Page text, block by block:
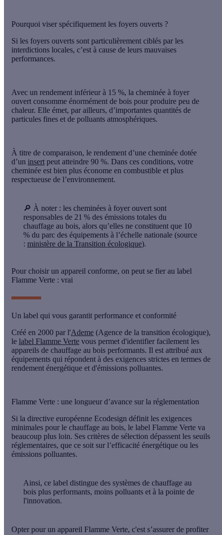
Pourquoi viser spécifiquement les foyers ouverts ?
Si les foyers ouverts sont particulièrement ciblés par les
interdictions locales, c’est à cause de leurs mauvaises
performances.
Avec un rendement inférieur à 15 %, la cheminée à foyer
ouvert consomme énormément de bois pour produire peu de
chaleur. Elle émet, par ailleurs, d’importantes quantités de
particules fines et de polluants atmosphériques.
À titre de comparaison, le rendement d’une cheminée dotée
d’un insert peut atteindre 90 %. Dans ces conditions, votre
cheminée est bien plus économe en combustible et plus
respectueuse de l’environnement.
🔎 À noter : les cheminées à foyer ouvert sont
responsables de 21 % des émissions totales du
chauffage au bois, alors qu’elles ne constituent que 10
% du parc des équipements à l’échelle nationale (source
: ministère de la Transition écologique).
Pour choisir un appareil conforme, on peut se fier au label
Flamme Verte : vrai
Un label qui vous garantit performance et conformité
Créé en 2000 par l'Ademe (Agence de la transition écologique),
le label Flamme Verte vous permet d'identifier facilement les
appareils de chauffage au bois performants. Il est attribué aux
équipements qui répondent à des exigences strictes en termes de
rendement énergétique et d'émissions polluantes.
Flamme Verte : une longueur d’avance sur la réglementation
Si la directive européenne Ecodesign définit les exigences
minimales pour le chauffage au bois, le label Flamme Verte va
beaucoup plus loin. Ses critères de sélection dépassent les seuils
réglementaires, que ce soit sur l’efficacité énergétique ou les
émissions polluantes.
Ainsi, ce label distingue des systèmes de chauffage au
bois plus performants, moins polluants et à la pointe de
l'innovation.
Opter pour un appareil Flamme Verte, c'est s’assurer de profiter